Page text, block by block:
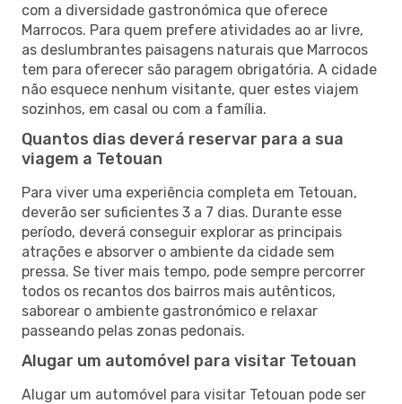
com a diversidade gastronómica que oferece
Marrocos. Para quem prefere atividades ao ar livre,
as deslumbrantes paisagens naturais que Marrocos
tem para oferecer são paragem obrigatória. A cidade
não esquece nenhum visitante, quer estes viajem
sozinhos, em casal ou com a família.
Quantos dias deverá reservar para a sua
viagem a Tetouan
Para viver uma experiência completa em Tetouan,
deverão ser suficientes 3 a 7 dias. Durante esse
período, deverá conseguir explorar as principais
atrações e absorver o ambiente da cidade sem
pressa. Se tiver mais tempo, pode sempre percorrer
todos os recantos dos bairros mais autênticos,
saborear o ambiente gastronómico e relaxar
passeando pelas zonas pedonais.
Alugar um automóvel para visitar Tetouan
Alugar um automóvel para visitar Tetouan pode ser